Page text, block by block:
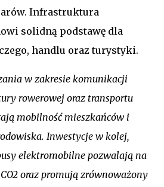
Infrastruktura
solidną podstawę dla
handlu oraz turystyki.
w zakresie komunikacji
rowerowej oraz transportu
mobilność mieszkańców i
Inwestycje w kolej,
elektromobilne pozwalają na
oraz promują zrównoważony